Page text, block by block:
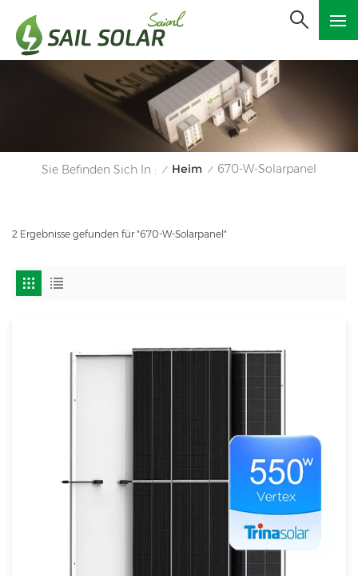
Sie Befinden Sich In : / Heim / 670-W-Solarpanel
2 Ergebnisse gefunden für "670-W-Solarpanel"